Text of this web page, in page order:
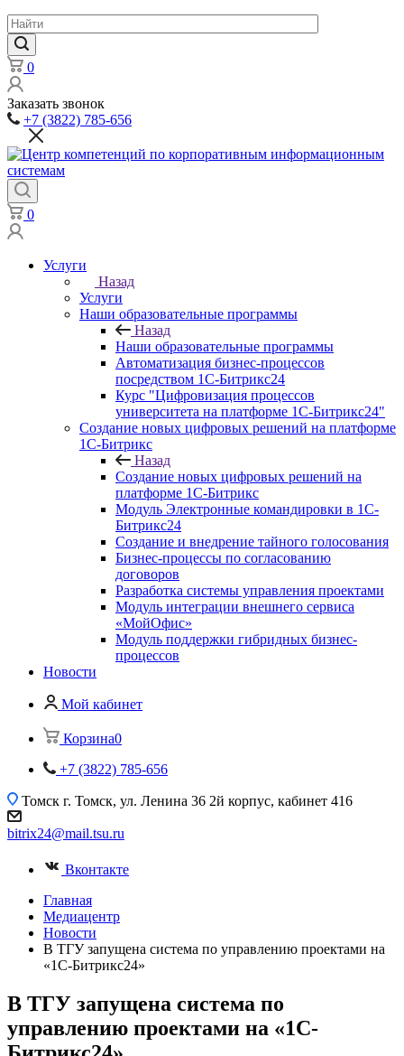
0
Заказать звонок
+7 (3822) 785-656
0
Услуги
Назад
Услуги
Наши образовательные программы
Назад
Наши образовательные программы
Автоматизация бизнес-процессов
посредством 1С-Битрикс24
Курс "Цифровизация процессов
университета на платформе 1С-Битрикс24"
Создание новых цифровых решений на платформе
1С-Битрикс
Назад
Создание новых цифровых решений на
платформе 1С-Битрикс
Модуль Электронные командировки в 1С-
Битрикс24
Создание и внедрение тайного голосования
Бизнес-процессы по согласованию
договоров
Разработка системы управления проектами
Модуль интеграции внешнего сервиса
«МойОфис»
Модуль поддержки гибридных бизнес-
процессов
Новости
Мой кабинет
Корзина0
+7 (3822) 785-656
Томск г. Томск, ул. Ленина 36 2й корпус, кабинет 416
bitrix24@mail.tsu.ru
Вконтакте
Главная
Медиацентр
Новости
В ТГУ запущена система по управлению проектами на
«1С-Битрикс24»
В ТГУ запущена система по
управлению проектами на «1С-